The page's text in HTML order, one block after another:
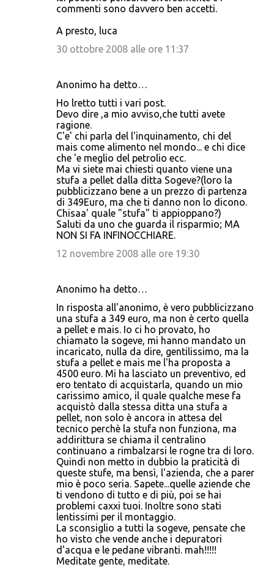
commenti sono davvero ben accetti.
A presto, luca
30 ottobre 2008 alle ore 11:37
Anonimo ha detto…
Ho lretto tutti i vari post.
Devo dire ,a mio avviso,che tutti avete
ragione.
C'e' chi parla del l'inquinamento, chi del
mais come alimento nel mondo... e chi dice
che 'e meglio del petrolio ecc.
Ma vi siete mai chiesti quanto viene una
stufa a pellet dalla ditta Sogeve?(loro la
pubblicizzano bene a un prezzo di partenza
di 349Euro, ma che ti danno non lo dicono.
Chisaa' quale "stufa" ti appioppano?)
Saluti da uno che guarda il risparmio; MA
NON SI FA INFINOCCHIARE.
12 novembre 2008 alle ore 19:30
Anonimo ha detto…
In risposta all'anonimo, è vero pubblicizzano
una stufa a 349 euro, ma non è certo quella
a pellet e mais. Io ci ho provato, ho
chiamato la sogeve, mi hanno mandato un
incaricato, nulla da dire, gentilissimo, ma la
stufa a pellet e mais me l'ha proposta a
4500 euro. Mi ha lasciato un preventivo, ed
ero tentato di acquistarla, quando un mio
carissimo amico, il quale qualche mese fa
acquistò dalla stessa ditta una stufa a
pellet, non solo è ancora in attesa del
tecnico perchè la stufa non funziona, ma
addirittura se chiama il centralino
continuano a rimbalzarsi le rogne tra di loro.
Quindi non metto in dubbio la praticità di
queste stufe, ma bensì, l'azienda, che a parer
mio è poco seria. Sapete...quelle aziende che
ti vendono di tutto e di più, poi se hai
problemi caxxi tuoi. Inoltre sono stati
lentissimi per il montaggio.
La sconsiglio a tutti la sogeve, pensate che
ho visto che vende anche i depuratori
d'acqua e le pedane vibranti. mah!!!!!
Meditate gente, meditate.